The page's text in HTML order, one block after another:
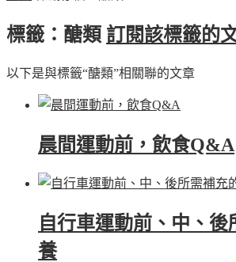
標籤：醣類 訂閱該標籤的
以下是與標籤“醣類”相關聯的文章
晨間運動前，飲食Q&A
自行車運動前、中、後
養